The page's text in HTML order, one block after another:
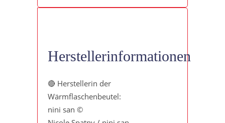
Herstellerinformationen
🔴 Herstellerin der
Wärmflaschenbeutel:
nini san ©